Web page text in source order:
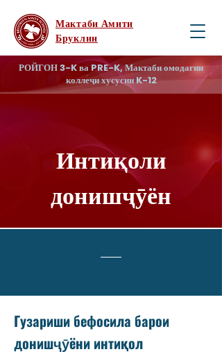
Мактаби Амити
Бруклин
РОЙГОН 3-K ва PRE-K, Мактаби омодагии
коллеҷи хусусии K-12
Интиқоли
донишҷӯён
Гузариши бефосила барои
донишҷӯёни интиқол